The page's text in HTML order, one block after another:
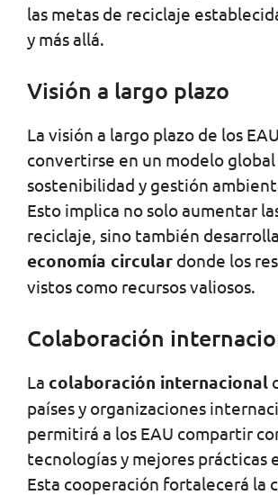
las metas de reciclaje
y más allá.
Visión a largo plazo
La visión a largo plazo de los
convertirse en un modelo global
sostenibilidad y gestión
Esto implica no solo aumentar
reciclaje, sino también
economía circular donde los
vistos como recursos valiosos.
Colaboración
La colaboración internacional
países y organizaciones
permitirá a los EAU compartir
tecnologías y mejores prácticas
Esta cooperación fortalecerá la